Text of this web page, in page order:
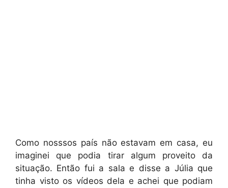
Como nosssos país não estavam em casa, eu
imaginei que podia tirar algum proveito da
situação. Então fui a sala e disse a Júlia que
tinha visto os vídeos dela e achei que podiam